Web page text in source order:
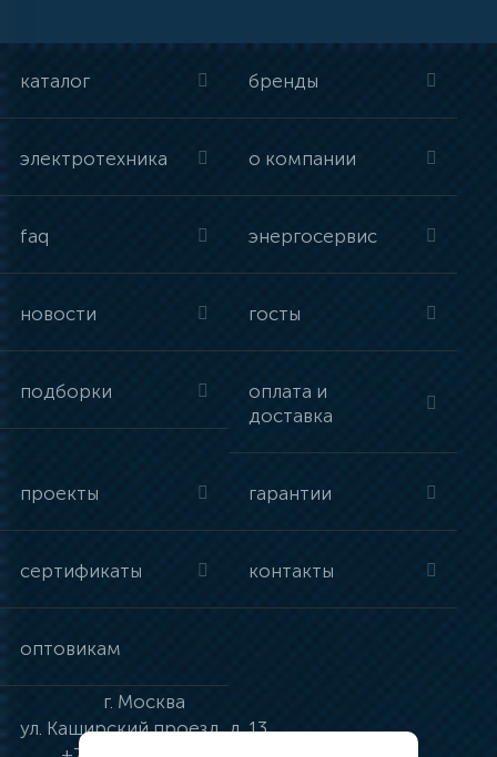
каталог бренды
электротехника о компании
faq энергосервис
новости госты
подборки
оплата и
доставка
проекты гарантии
сертификаты контакты
оптовикам
г. Москва
ул. Каширский проезд, д. 13